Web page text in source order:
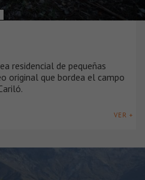
residencial de pequeñas
original que bordea el campo
VER +